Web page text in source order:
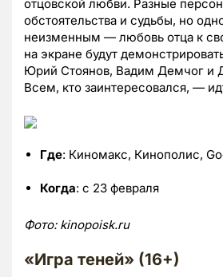
отцовской любви. Разные
обстоятельства и судьбы, но
неизменным — любовь отца к
на экране будут
Юрий Стоянов, Вадим Демчог и
Всем, кто заинтересовался, —
Где: Киномакс, Кинополис,
Когда: с 23 февраля
Фото: kinopoisk.ru
«Игра теней» (16+)